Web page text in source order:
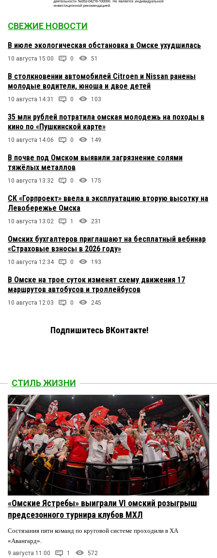
СВЕЖИЕ НОВОСТИ
В июле экологическая обстановка в Омске ухудшилась
10 августа 15:00 0 51
В столкновении автомобилей Citroen и Nissan ранены
молодые водители, юноша и двое детей
10 августа 14:31 0 103
35 млн рублей потратила омская молодежь на походы в
кино по «Пушкинской карте»
10 августа 14:06 0 149
В почве под Омском выявили загрязнение солями
тяжёлых металлов
10 августа 13:32 0 175
СК «Горпроект» ввела в эксплуатацию вторую высотку на
Левобережье Омска
10 августа 13:02 1 231
Омских бухгалтеров приглашают на бесплатный вебинар
«Страховые взносы в 2026 году»
10 августа 12:34 0 193
В Омске на трое суток изменят схему движения 17
маршрутов автобусов и троллейбусов
10 августа 12:03 0 245
Подпишитесь ВКонтакте!
СТИЛЬ ЖИЗНИ
«Омские Ястребы» выиграли VI омский розыгрыш
предсезонного турнира клубов МХЛ
Состязания пяти команд по круговой системе проходили в ХА
«Авангард».
9 августа 11:00 1 572